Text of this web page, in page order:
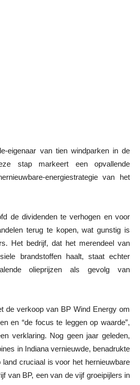
eigenaar van tien windparken in de
stap markeert een opvallende
energiestrategie van het
de dividenden te verhogen en voor
terug te kopen, wat gunstig is
Het bedrijf, dat het merendeel van
brandstoffen haalt, staat echter
olieprijzen als gevolg van
de verkoop van BP Wind Energy om
en “de focus te leggen op waarde”,
verklaring. Nog geen jaar geleden,
in Indiana vernieuwde, benadrukte
land cruciaal is voor het hernieuwbare
van BP, een van de vijf groeipijlers in